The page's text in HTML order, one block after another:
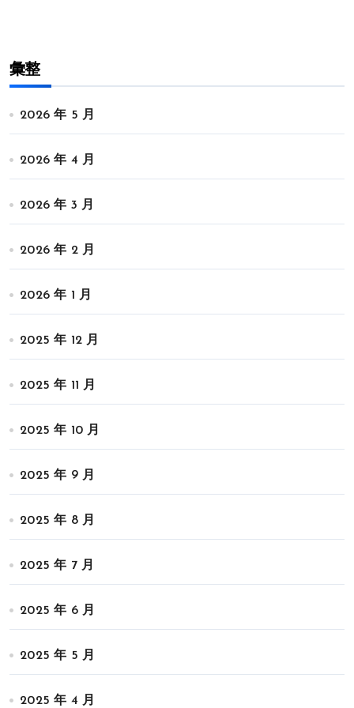
彙整
2026 年 5 月
2026 年 4 月
2026 年 3 月
2026 年 2 月
2026 年 1 月
2025 年 12 月
2025 年 11 月
2025 年 10 月
2025 年 9 月
2025 年 8 月
2025 年 7 月
2025 年 6 月
2025 年 5 月
2025 年 4 月